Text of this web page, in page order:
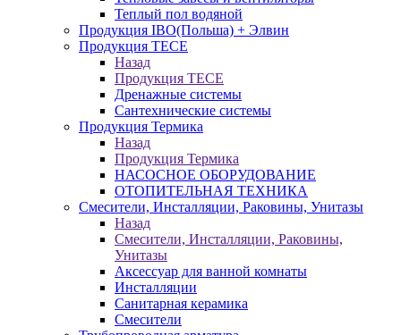
Теплый пол водяной
Продукция IBO(Польша) + Элвин
Продукция TECE
Назад
Продукция TECE
Дренажные системы
Сантехнические системы
Продукция Термика
Назад
Продукция Термика
НАСОСНОЕ ОБОРУДОВАНИЕ
ОТОПИТЕЛЬНАЯ ТЕХНИКА
Смесители, Инсталляции, Раковины, Унитазы
Назад
Смесители, Инсталляции, Раковины,
Унитазы
Аксессуар для ванной комнаты
Инсталляции
Санитарная керамика
Смесители